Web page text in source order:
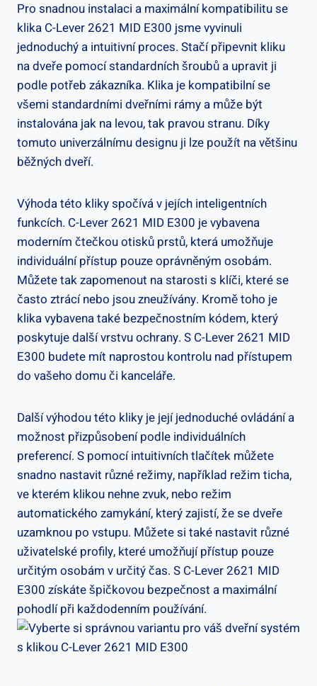
Pro snadnou instalaci a‌ maximální kompatibilitu se
klika C-Lever 2621 MID⁢ E300​ jsme vyvinuli
jednoduchý a intuitivní proces. Stačí připevnit kliku
na dveře pomocí standardních šroubů a upravit ji
podle potřeb ‌zákazníka. Klika ‌je kompatibilní se
všemi standardními dveřními rámy a může být
instalována jak na levou,⁣ tak pravou stranu. Díky
tomuto univerzálnímu designu ji lze ​použít na většinu
běžných dveří.
Výhoda této kliky spočívá v jejích⁢ inteligentních
funkcích. C-Lever 2621 MID E300 je⁤ vybavena
‌moderním čtečkou otisků prstů, která umožňuje
individuální přístup pouze oprávněným osobám.
Můžete tak ⁤zapomenout na starosti s klíči, které se
často ztrácí ‍nebo jsou zneužívány. Kromě toho je
klika vybavena také bezpečnostním kódem, který
poskytuje další vrstvu ochrany. S C-Lever⁣ 2621⁤ MID‍
E300​ budete mít naprostou kontrolu‌ nad přístupem
do vašeho domu či kanceláře.
Další výhodou této kliky je její jednoduché ovládání a
možnost přizpůsobení podle individuálních
preferencí. S pomocí intuitivních tlačítek můžete
‌snadno nastavit různé režimy, například režim ticha,
ve kterém klikou nehne zvuk, nebo režim
automatického zamykání, který ⁤zajistí, že se dveře
uzamknou ‍po vstupu. Můžete si také nastavit⁢ různé
uživatelské profily,​ které umožňují ⁣přístup pouze
určitým osobám v určitý ⁣čas. S ​C-Lever 2621 MID
E300 získáte špičkovou bezpečnost a maximální
pohodlí při každodenním používání.